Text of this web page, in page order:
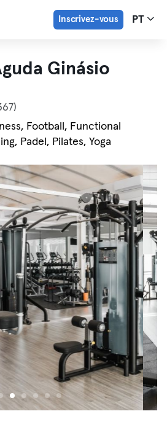
Inscrivez-vous PT
Ginásio
Football, Functional
Padel, Pilates, Yoga